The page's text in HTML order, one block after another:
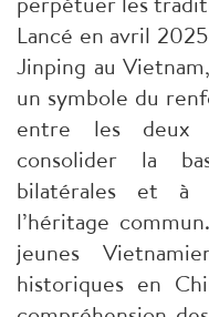
Lancé en avril
Jinping au
un symbole du
entre les deux
consolider la
bilatérales et à
l’héritage
jeunes
historiques en